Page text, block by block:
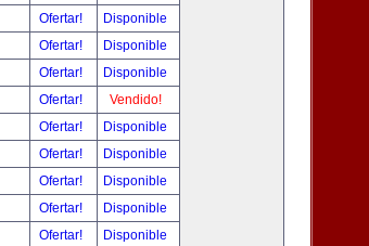
Ofertar!
Disponible
Ofertar!
Disponible
Ofertar!
Disponible
Ofertar!
Vendido!
Ofertar!
Disponible
Ofertar!
Disponible
Ofertar!
Disponible
Ofertar!
Disponible
Ofertar!
Disponible